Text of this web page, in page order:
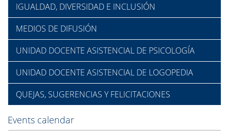
IGUALDAD, DIVERSIDAD E INCLUSIÓN
MEDIOS DE DIFUSIÓN
UNIDAD DOCENTE ASISTENCIAL DE PSICOLOGÍA
UNIDAD DOCENTE ASISTENCIAL DE LOGOPEDIA
QUEJAS, SUGERENCIAS Y FELICITACIONES
Events calendar